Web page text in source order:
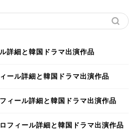
詳細と韓国ドラマ出演作品
ール詳細と韓国ドラマ出演作品
ィール詳細と韓国ドラマ出演作品
フィール詳細と韓国ドラマ出演作品